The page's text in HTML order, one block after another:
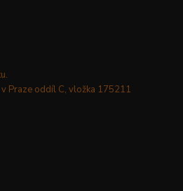
Praze oddíl C, vložka 175211